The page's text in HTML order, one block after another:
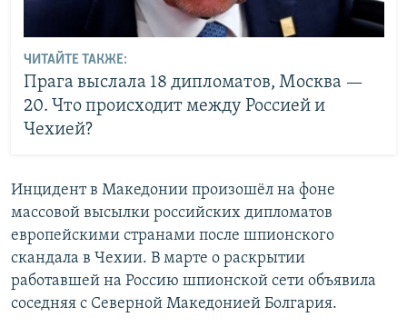
ЧИТАЙТЕ ТАКЖЕ:
Прага выслала 18 дипломатов, Москва —
20. Что происходит между Россией и
Чехией?
Инцидент в Македонии произошёл на фоне
массовой высылки российских дипломатов
европейскими странами после шпионского
скандала в Чехии. В марте о раскрытии
работавшей на Россию шпионской сети объявила
соседняя с Северной Македонией Болгария.